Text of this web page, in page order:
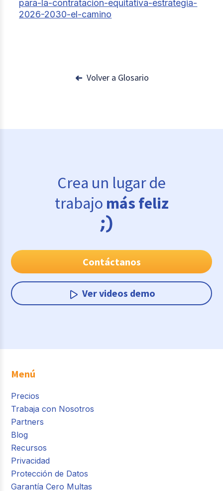
para-la-contratacion-equitativa-estrategia-
2026-2030-el-camino
Volver a Glosario
Crea un lugar de
trabajo más feliz
Contáctanos
Ver videos demo
Menú
Precios
Trabaja con Nosotros
Partners
Blog
Recursos
Privacidad
Protección de Datos
Garantía Cero Multas